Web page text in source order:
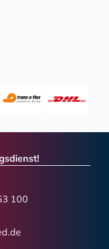
100